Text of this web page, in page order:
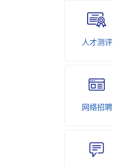
人才测评
网络招聘